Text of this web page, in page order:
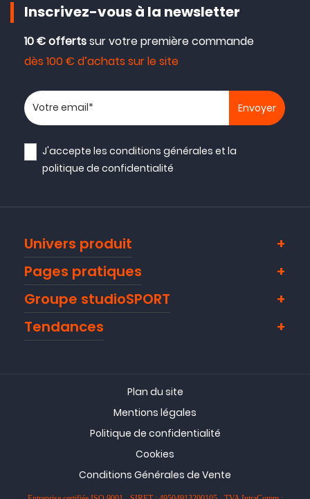
Inscrivez-vous à la newsletter
10 € offertssur votre première commande
dès 100 € d’achats sur le site
Votre adresse email
J'accepte lesconditions générales et la
politique de confidentialité
Univers produit
Pages pratiques
Groupe studioSPORT
Tendances
Plan du site
Mentions légales
Politique de confidentialité
Cookies
Conditions Générales de Vente